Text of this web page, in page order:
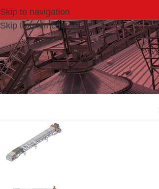
Skip to navigation
Skip to main content